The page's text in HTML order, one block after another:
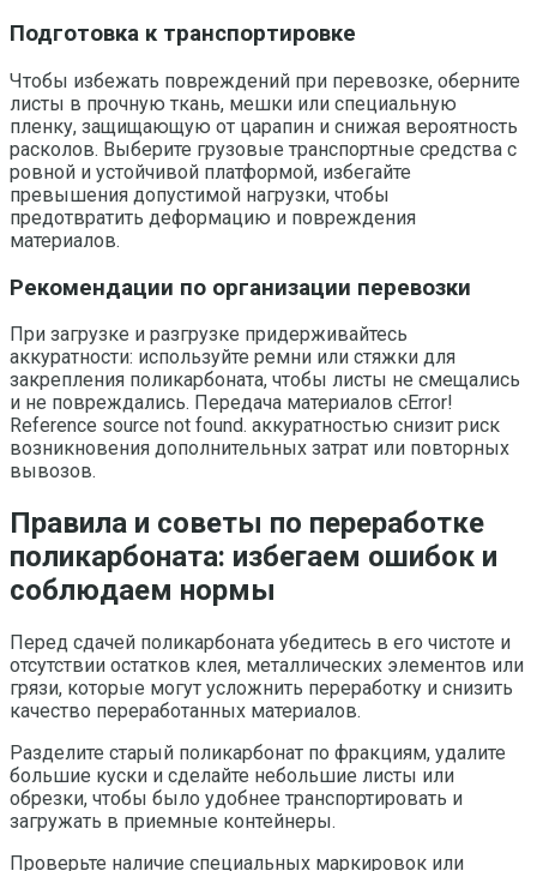
Подготовка к транспортировке
Чтобы избежать повреждений при перевозке, оберните
листы в прочную ткань, мешки или специальную
пленку, защищающую от царапин и снижая вероятность
расколов. Выберите грузовые транспортные средства с
ровной и устойчивой платформой, избегайте
превышения допустимой нагрузки, чтобы
предотвратить деформацию и повреждения
материалов.
Рекомендации по организации перевозки
При загрузке и разгрузке придерживайтесь
аккуратности: используйте ремни или стяжки для
закрепления поликарбоната, чтобы листы не смещались
и не повреждались. Передача материалов сError!
Reference source not found. аккуратностью снизит риск
возникновения дополнительных затрат или повторных
вывозов.
Правила и советы по переработке
поликарбоната: избегаем ошибок и
соблюдаем нормы
Перед сдачей поликарбоната убедитесь в его чистоте и
отсутствии остатков клея, металлических элементов или
грязи, которые могут усложнить переработку и снизить
качество переработанных материалов.
Разделите старый поликарбонат по фракциям, удалите
большие куски и сделайте небольшие листы или
обрезки, чтобы было удобнее транспортировать и
загружать в приемные контейнеры.
Проверьте наличие специальных маркировок или